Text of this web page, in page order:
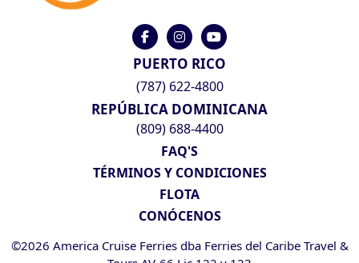
PUERTO RICO
(787) 622-4800
REPÚBLICA DOMINICANA
(809) 688-4400
FAQ'S
TÉRMINOS Y CONDICIONES
FLOTA
CONÓCENOS
©2026 America Cruise Ferries dba Ferries del Caribe Travel &